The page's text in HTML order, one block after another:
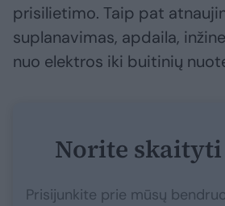
prisilietimo. Taip pat
suplanavimas, apdaila,
nuo elektros iki buitinių
Norite
Prisijunkite prie mūsų